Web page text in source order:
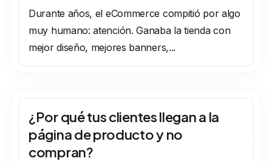
Durante años, el eCommerce compitió por algo
muy humano: atención. Ganaba la tienda con
mejor diseño, mejores banners,...
¿Por qué tus clientes llegan a la
página de producto y no
compran?